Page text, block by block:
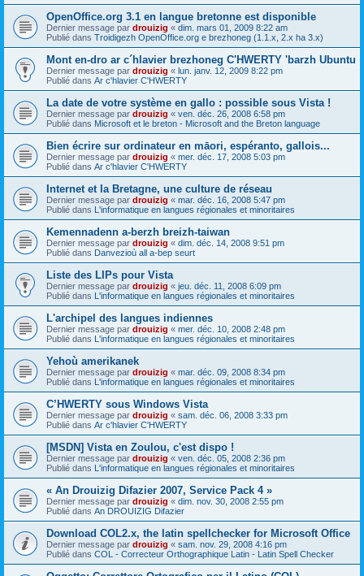
OpenOffice.org 3.1 en langue bretonne est disponible
Dernier message par drouizig « dim. mars 01, 2009 8:22 am
Publié dans Troidigezh OpenOffice.org e brezhoneg (1.1.x, 2.x ha 3.x)
Mont en-dro ar c´hlavier brezhoneg C'HWERTY 'barzh Ubuntu
Dernier message par drouizig « lun. janv. 12, 2009 8:22 pm
Publié dans Ar c'hlavier C'HWERTY
La date de votre système en gallo : possible sous Vista !
Dernier message par drouizig « ven. déc. 26, 2008 6:58 pm
Publié dans Microsoft et le breton - Microsoft and the Breton language
Bien écrire sur ordinateur en māori, espéranto, gallois...
Dernier message par drouizig « mer. déc. 17, 2008 5:03 pm
Publié dans Ar c'hlavier C'HWERTY
Internet et la Bretagne, une culture de réseau
Dernier message par drouizig « mar. déc. 16, 2008 5:47 pm
Publié dans L'informatique en langues régionales et minoritaires
Kemennadenn a-berzh breizh-taiwan
Dernier message par drouizig « dim. déc. 14, 2008 9:51 pm
Publié dans Danvezioù all a-bep seurt
Liste des LIPs pour Vista
Dernier message par drouizig « jeu. déc. 11, 2008 6:09 pm
Publié dans L'informatique en langues régionales et minoritaires
L'archipel des langues indiennes
Dernier message par drouizig « mer. déc. 10, 2008 2:48 pm
Publié dans L'informatique en langues régionales et minoritaires
Yehoù amerikanek
Dernier message par drouizig « mar. déc. 09, 2008 8:34 pm
Publié dans L'informatique en langues régionales et minoritaires
C’HWERTY sous Windows Vista
Dernier message par drouizig « sam. déc. 06, 2008 3:33 pm
Publié dans Ar c'hlavier C'HWERTY
[MSDN] Vista en Zoulou, c'est dispo !
Dernier message par drouizig « ven. déc. 05, 2008 2:36 pm
Publié dans L'informatique en langues régionales et minoritaires
« An Drouizig Difazier 2007, Service Pack 4 »
Dernier message par drouizig « dim. nov. 30, 2008 2:55 pm
Publié dans An DROUIZIG Difazier
Download COL2.x, the latin spellchecker for Microsoft Office
Dernier message par drouizig « sam. nov. 29, 2008 4:16 pm
Publié dans COL - Correcteur Orthographique Latin - Latin Spell Checker